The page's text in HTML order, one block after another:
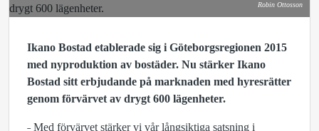
Robin Ottosson
Ikano Bostad etablerade sig i Göteborgsregionen 2015
med nyproduktion av bostäder. Nu stärker Ikano
Bostad sitt erbjudande på marknaden med hyresrätter
genom förvärvet av drygt 600 lägenheter.
˗ Med förvärvet stärker vi vår långsiktiga satsning i